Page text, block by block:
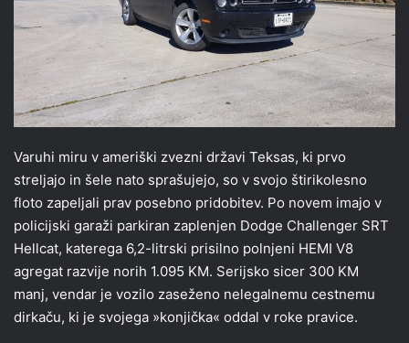
Varuhi miru v ameriški zvezni državi Teksas, ki prvo
streljajo in šele nato sprašujejo, so v svojo štirikolesno
floto zapeljali prav posebno pridobitev. Po novem imajo v
policijski garaži parkiran zaplenjen Dodge Challenger SRT
Hellcat, katerega 6,2-litrski prisilno polnjeni HEMI V8
agregat razvije norih 1.095 KM. Serijsko sicer 300 KM
manj, vendar je vozilo zaseženo nelegalnemu cestnemu
dirkaču, ki je svojega »konjička« oddal v roke pravice.